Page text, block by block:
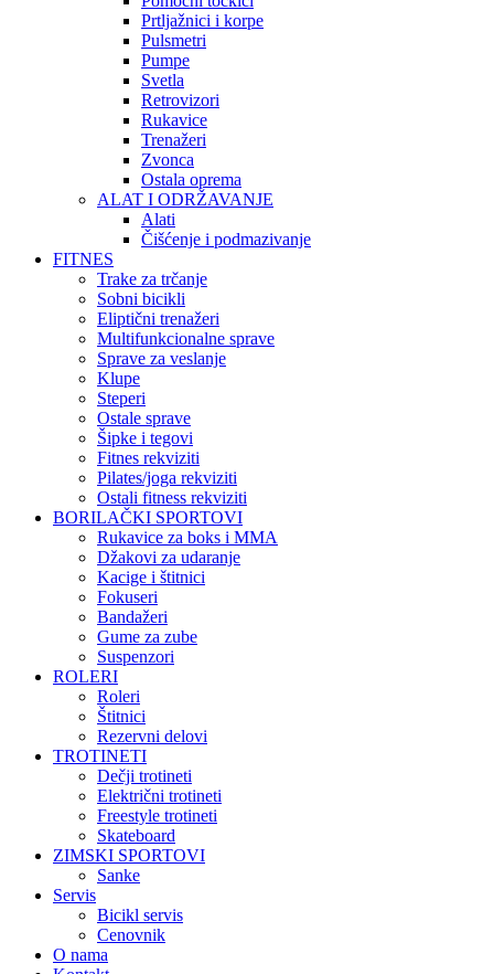
Prtljažnici i korpe
Pulsmetri
Pumpe
Svetla
Retrovizori
Rukavice
Trenažeri
Zvonca
Ostala oprema
ALAT I ODRŽAVANJE
Alati
Čišćenje i podmazivanje
FITNES
Trake za trčanje
Sobni bicikli
Eliptični trenažeri
Multifunkcionalne sprave
Sprave za veslanje
Klupe
Steperi
Ostale sprave
Šipke i tegovi
Fitnes rekviziti
Pilates/joga rekviziti
Ostali fitness rekviziti
BORILAČKI SPORTOVI
Rukavice za boks i MMA
Džakovi za udaranje
Kacige i štitnici
Fokuseri
Bandažeri
Gume za zube
Suspenzori
ROLERI
Roleri
Štitnici
Rezervni delovi
TROTINETI
Dečji trotineti
Električni trotineti
Freestyle trotineti
Skateboard
ZIMSKI SPORTOVI
Sanke
Servis
Bicikl servis
Cenovnik
O nama